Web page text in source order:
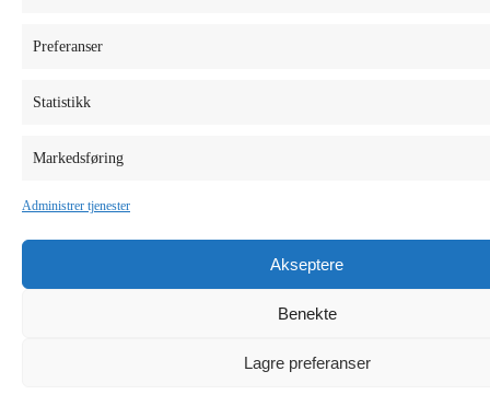
Preferanser
Statistikk
Markedsføring
Administrer tjenester
Akseptere
Benekte
Lagre preferanser